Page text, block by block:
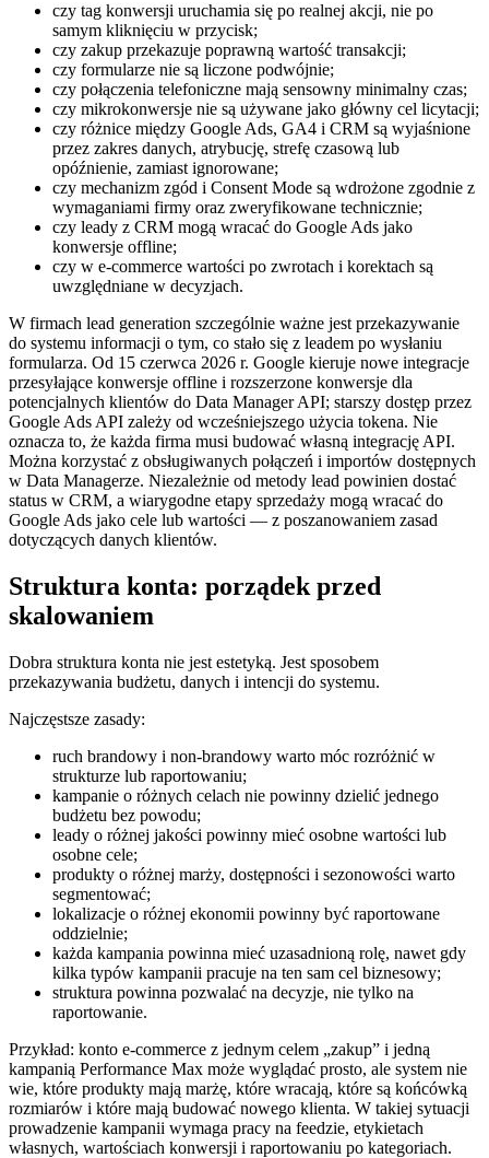
czy tag konwersji uruchamia się po realnej akcji, nie po
samym kliknięciu w przycisk;
czy zakup przekazuje poprawną wartość transakcji;
czy formularze nie są liczone podwójnie;
czy połączenia telefoniczne mają sensowny minimalny czas;
czy mikrokonwersje nie są używane jako główny cel licytacji;
czy różnice między Google Ads, GA4 i CRM są wyjaśnione
przez zakres danych, atrybucję, strefę czasową lub
opóźnienie, zamiast ignorowane;
czy mechanizm zgód i Consent Mode są wdrożone zgodnie z
wymaganiami firmy oraz zweryfikowane technicznie;
czy leady z CRM mogą wracać do Google Ads jako
konwersje offline;
czy w e-commerce wartości po zwrotach i korektach są
uwzględniane w decyzjach.
W firmach lead generation szczególnie ważne jest przekazywanie
do systemu informacji o tym, co stało się z leadem po wysłaniu
formularza. Od 15 czerwca 2026 r. Google kieruje nowe integracje
przesyłające konwersje offline i rozszerzone konwersje dla
potencjalnych klientów do Data Manager API; starszy dostęp przez
Google Ads API zależy od wcześniejszego użycia tokena. Nie
oznacza to, że każda firma musi budować własną integrację API.
Można korzystać z obsługiwanych połączeń i importów dostępnych
w Data Managerze. Niezależnie od metody lead powinien dostać
status w CRM, a wiarygodne etapy sprzedaży mogą wracać do
Google Ads jako cele lub wartości — z poszanowaniem zasad
dotyczących danych klientów.
Struktura konta: porządek przed
skalowaniem
Dobra struktura konta nie jest estetyką. Jest sposobem
przekazywania budżetu, danych i intencji do systemu.
Najczęstsze zasady:
ruch brandowy i non-brandowy warto móc rozróżnić w
strukturze lub raportowaniu;
kampanie o różnych celach nie powinny dzielić jednego
budżetu bez powodu;
leady o różnej jakości powinny mieć osobne wartości lub
osobne cele;
produkty o różnej marży, dostępności i sezonowości warto
segmentować;
lokalizacje o różnej ekonomii powinny być raportowane
oddzielnie;
każda kampania powinna mieć uzasadnioną rolę, nawet gdy
kilka typów kampanii pracuje na ten sam cel biznesowy;
struktura powinna pozwalać na decyzje, nie tylko na
raportowanie.
Przykład: konto e-commerce z jednym celem „zakup” i jedną
kampanią Performance Max może wyglądać prosto, ale system nie
wie, które produkty mają marżę, które wracają, które są końcówką
rozmiarów i które mają budować nowego klienta. W takiej sytuacji
prowadzenie kampanii wymaga pracy na feedzie, etykietach
własnych, wartościach konwersji i raportowaniu po kategoriach.